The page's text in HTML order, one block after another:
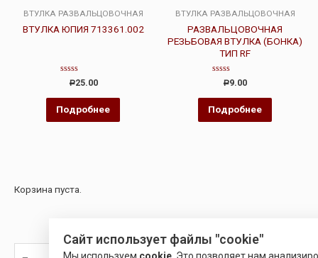
ВТУЛКА РАЗВАЛЬЦОВОЧНАЯ
ВТУЛКА ЮПИЯ 713361.002
Оценка
из
5
Р25.00
Подробнее
ВТУЛКА РАЗВАЛЬЦОВОЧНАЯ
РАЗВАЛЬЦОВОЧНАЯ
РЕЗЬБОВАЯ ВТУЛКА (БОНКА)
ТИП RF
Оценка
из
5
Р9.00
Подробнее
Корзина пуста.
Сайт использует файлы "cookie"